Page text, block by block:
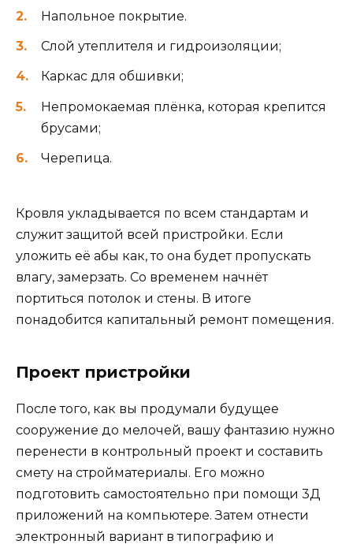
Напольное покрытие.
Слой утеплителя и гидроизоляции;
Каркас для обшивки;
Непромокаемая плёнка, которая крепится
брусами;
Черепица.
Кровля укладывается по всем стандартам и
служит защитой всей пристройки. Если
уложить её абы как, то она будет пропускать
влагу, замерзать. Со временем начнёт
портиться потолок и стены. В итоге
понадобится капитальный ремонт помещения.
Проект пристройки
После того, как вы продумали будущее
сооружение до мелочей, вашу фантазию нужно
перенести в контрольный проект и составить
смету на стройматериалы. Его можно
подготовить самостоятельно при помощи 3Д
приложений на компьютере. Затем отнести
электронный вариант в типографию и